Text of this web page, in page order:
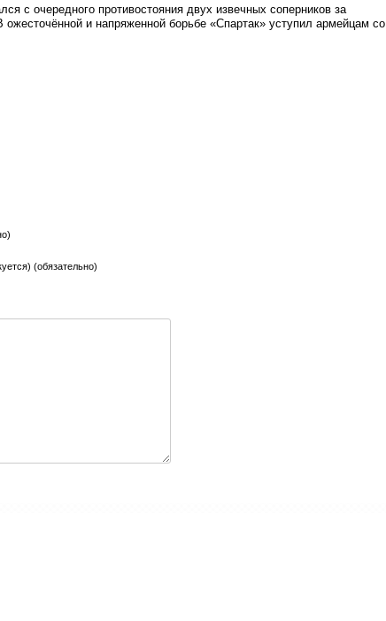
с очередного противостояния двух извечных соперников за
ожесточённой и напряженной борьбе «Спартак» уступил армейцам со
(обязательно)